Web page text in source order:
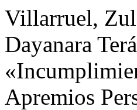
Villarruel,
Dayanara
Apremios